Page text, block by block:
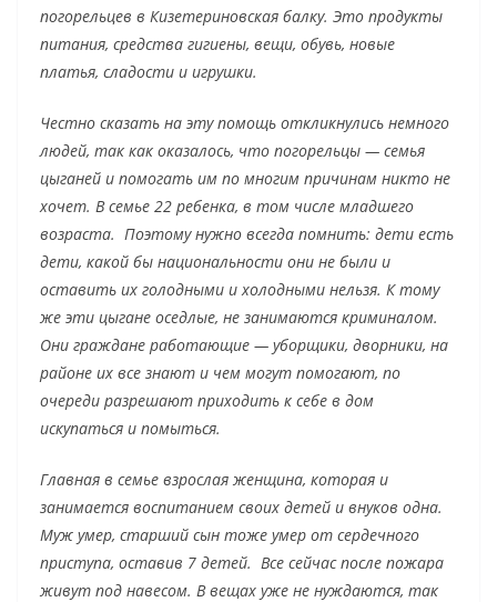
погорельцев в Кизетериновская балку. Это продукты
питания, средства гигиены, вещи, обувь, новые
платья, сладости и игрушки.
Честно сказать на эту помощь откликнулись немного
людей, так как оказалось, что погорельцы — семья
цыганей и помогать им по многим причинам никто не
хочет. В семье 22 ребенка, в том числе младшего
возраста. Поэтому нужно всегда помнить: дети есть
дети, какой бы национальности они не были и
оставить их голодными и холодными нельзя. К тому
же эти цыгане оседлые, не занимаются криминалом.
Они граждане работающие — уборщики, дворники, на
районе их все знают и чем могут помогают, по
очереди разрешают приходить к себе в дом
искупаться и помыться.
Главная в семье взрослая женщина, которая и
занимается воспитанием своих детей и внуков одна.
Муж умер, старший сын тоже умер от сердечного
приступа, оставив 7 детей. Все сейчас после пожара
живут под навесом. В вещах уже не нуждаются, так